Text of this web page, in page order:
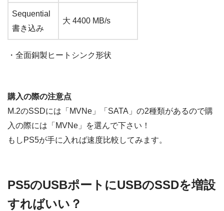
Sequential
書き込み
大 4400 MB/s
・全面銅製ヒートシンク形状
購入の際の注意点
M.2のSSDには「MVNe」「SATA」の2種類があるので購
入の際には「MVNe」を選んで下さい！
もしPS5が手に入れば速度比較してみます。
PS5のUSBポートにUSBのSSDを増設
すればいい？